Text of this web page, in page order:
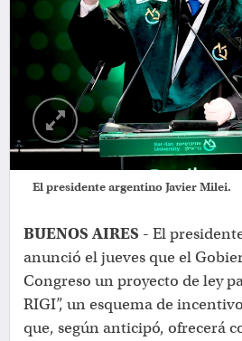
El presidente argentino Javier Milei.
BUENOS AIRES - El
anunció el jueves que el
Congreso un proyecto de ley
RIGI”, un esquema de
que, según anticipó, ofrecerá